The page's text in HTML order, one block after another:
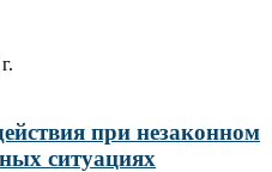
при незаконном
ситуациях